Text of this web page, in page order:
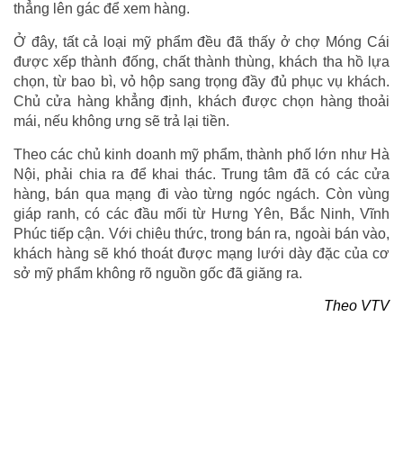
thẳng lên gác để xem hàng.
Ở đây, tất cả loại mỹ phẩm đều đã thấy ở chợ Móng Cái
được xếp thành đống, chất thành thùng, khách tha hồ lựa
chọn, từ bao bì, vỏ hộp sang trọng đầy đủ phục vụ khách.
Chủ cửa hàng khẳng định, khách được chọn hàng thoải
mái, nếu không ưng sẽ trả lại tiền.
Theo các chủ kinh doanh mỹ phẩm, thành phố lớn như Hà
Nội, phải chia ra để khai thác. Trung tâm đã có các cửa
hàng, bán qua mạng đi vào từng ngóc ngách. Còn vùng
giáp ranh, có các đầu mối từ Hưng Yên, Bắc Ninh, Vĩnh
Phúc tiếp cận. Với chiêu thức, trong bán ra, ngoài bán vào,
khách hàng sẽ khó thoát được mạng lưới dày đặc của cơ
sở mỹ phẩm không rõ nguồn gốc đã giăng ra.
Theo VTV